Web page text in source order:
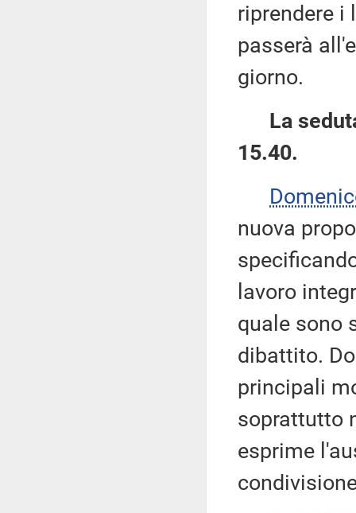
riprendere i
passerà
giorno.
La
15.40.
nuova
lavoro
quale sono
dibattito.
principali
soprattutto
esprime